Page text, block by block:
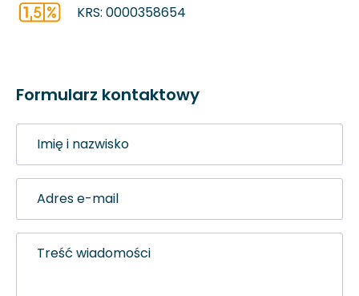
KRS: 0000358654
Formularz kontaktowy
nazwisko
mail
Treść